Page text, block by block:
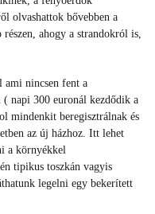
olvashattok bővebben a
ahogy a strandokról is,
ami nincsen fent a
( napi 300 euronál kezdődik a
mindenkit beregisztrálnak és
az új házhoz. Itt lehet
a környékkel
tipikus toszkán vagyis
legelni egy bekerített